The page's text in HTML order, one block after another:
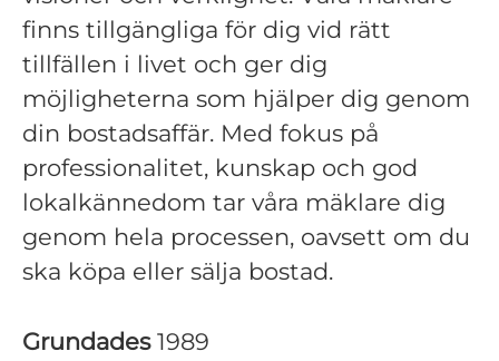
finns tillgängliga för dig vid rätt
tillfällen i livet och ger dig
möjligheterna som hjälper dig genom
din bostadsaffär. Med fokus på
professionalitet, kunskap och god
lokalkännedom tar våra mäklare dig
genom hela processen, oavsett om du
ska köpa eller sälja bostad.
Grundades 1989